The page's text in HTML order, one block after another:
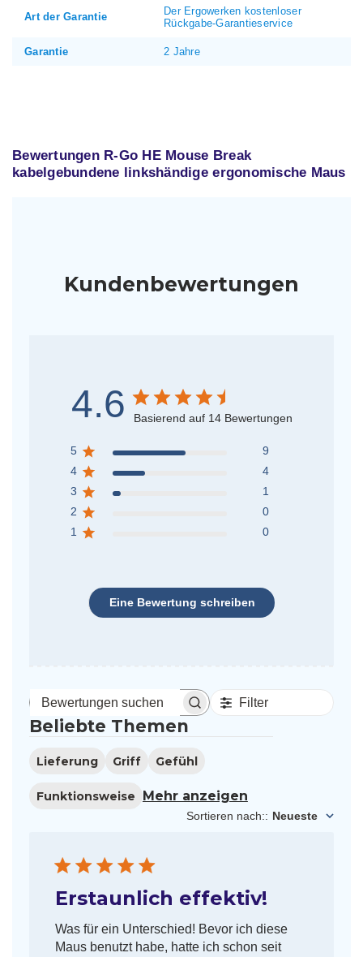
Art der Garantie
Der Ergowerken kostenloser
Rückgabe-Garantieservice
Garantie 2 Jahre
Bewertungen R-Go HE Mouse Break
kabelgebundene linkshändige ergonomische Maus
Kundenbewertungen
4.6 Basierend auf 14 Bewertungen
5
9
4
4
3
1
2
0
1
0
Eine Bewertung schreiben
Bewertungen
suchen
Filter
Beliebte Themen
Lieferung Griff Gefühl
Funktionsweise Mehr anzeigen
Sortieren nach:: Neueste
Erstaunlich effektiv!
Was für ein Unterschied! Bevor ich diese
Maus benutzt habe, hatte ich schon seit